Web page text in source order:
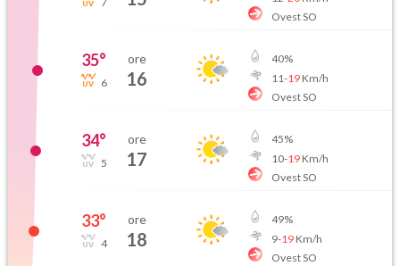
Ovest SO
35°
6
ore
16
40%
11-19Km/h
Ovest SO
34°
5
ore
17
45%
10-19Km/h
Ovest SO
33°
4
ore
18
49%
9-19Km/h
Ovest SO